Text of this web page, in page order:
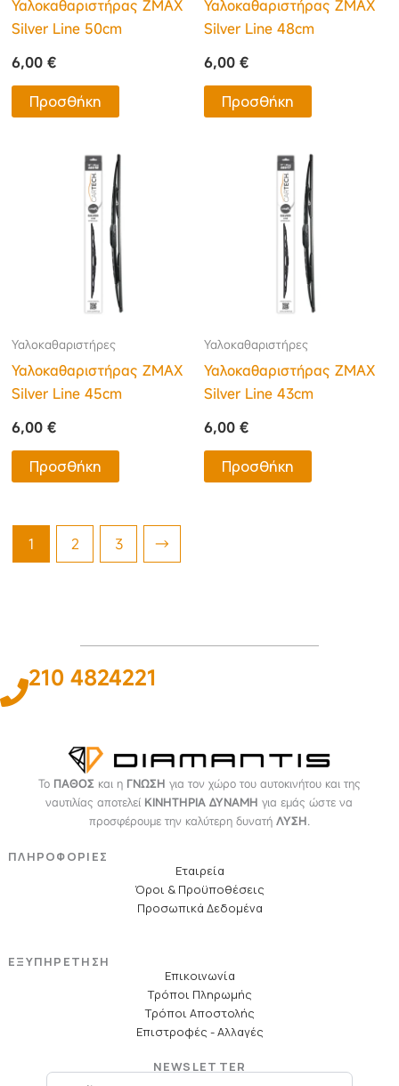
Υαλοκαθαριστήρας ΖΜΑΧ
Silver Line 50cm
6,00€
Προσθήκη
Υαλοκαθαριστήρας ΖΜΑΧ
Silver Line 48cm
6,00 €
Προσθήκη
Υαλοκαθαριστήρες
Υαλοκαθαριστήρας ΖΜΑΧ
Silver Line 45cm
6,00€
Προσθήκη
Υαλοκαθαριστήρες
Υαλοκαθαριστήρας ΖΜΑΧ
Silver Line 43cm
6,00 €
Προσθήκη
1 2 3 →
210 4824221
Το ΠΑΘΟΣκαι η ΓΝΩΣΗ για τον χώρο του αυτοκινήτου και της
ναυτιλίας αποτελεί ΚΙΝΗΤΗΡΙΑ ΔΥΝΑΜΗ για εμάς ώστε να
προσφέρουμε την καλύτερη δυνατή ΛΥΣΗ.
ΠΛΗΡΟΦΟΡΙΕΣ
Εταιρεία
Όροι & Προϋποθέσεις
Προσωπικά Δεδομένα
ΕΞΥΠΗΡΕΤΗΣΗ
Επικοινωνία
Τρόποι Πληρωμής
Τρόποι Αποστολής
Επιστροφές - Αλλαγές
NEWSLETTER
Email